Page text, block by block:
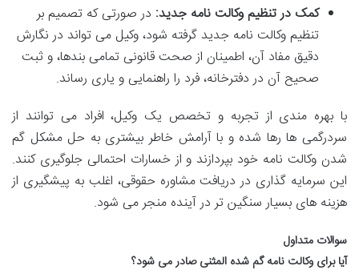
کمک در تنظیم وکالت نامه جدید: در صورتی که تصمیم بر
تنظیم وکالت نامه جدید گرفته شود، وکیل می تواند در نگارش
دقیق مفاد آن، اطمینان از صحت قانونی تمامی بندها، و ثبت
صحیح آن در دفترخانه، فرد را راهنمایی و یاری رساند.
با بهره مندی از تجربه و تخصص یک وکیل، افراد می توانند از
سردرگمی ها رها شده و با آرامش خاطر بیشتری به حل مشکل گم
شدن وکالت نامه خود بپردازند و از خسارات احتمالی جلوگیری کنند.
این سرمایه گذاری در دریافت مشاوره حقوقی، اغلب به پیشگیری از
هزینه های بسیار سنگین تر در آینده منجر می شود.
سوالات متداول
آیا برای وکالت نامه گم شده المثنی صادر می شود؟